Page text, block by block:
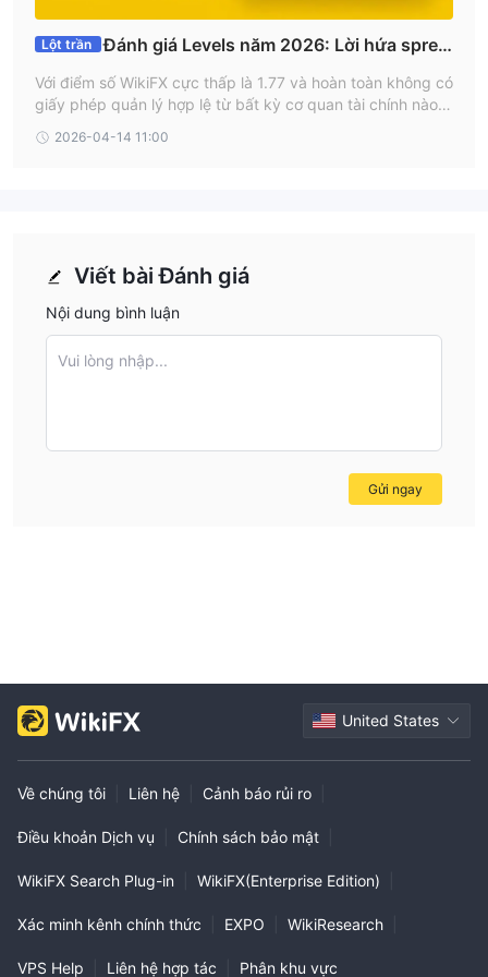
Trang web cho thấy nó cung cấp rút tiền ngay, nhưng không có
thông tin cụ thể hơn. Không xác định số tiền rút tối thiểu và
Lột trần
Đánh giá Levels năm 2026: Lời hứa sprea
d thấp và hàng loạt nghi vấn chặn rút tiền
Với điểm số WikiFX cực thấp là 1.77 và hoàn toàn không có
giấy phép quản lý hợp lệ từ bất kỳ cơ quan tài chính nào,
ày rủi ro nghiêm trọng qua hàng loạt báo cáo thao túng sp
2026-04-14 11:00
Viết bài Đánh giá
Nội dung bình luận
Vui lòng nhập...
Gửi ngay
United States
Về chúng tôi Liên hệ Cảnh báo rủi ro
Điều khoản Dịch vụ Chính sách bảo mật
WikiFX Search Plug-in WikiFX(Enterprise Edition)
Xác minh kênh chính thức EXPO WikiResearch
VPS Help Liên hệ hợp tác Phân khu vực